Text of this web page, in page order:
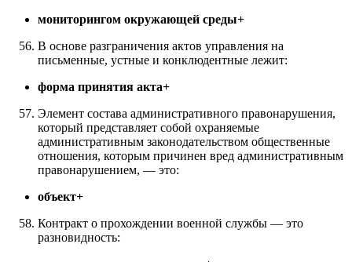
мониторингом окружающей среды+
В основе разграничения актов управления на
письменные, устные и конклюдентные лежит:
форма принятия акта+
Элемент состава административного правонарушения,
который представляет собой охраняемые
административным законодательством общественные
отношения, которым причинен вред административным
правонарушением, — это:
объект+
Контракт о прохождении военной службы — это
разновидность: